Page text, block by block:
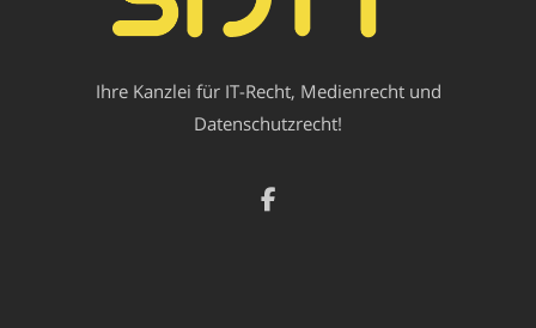
Ihre Kanzlei für IT-Recht, Medienrecht und
Datenschutzrecht!